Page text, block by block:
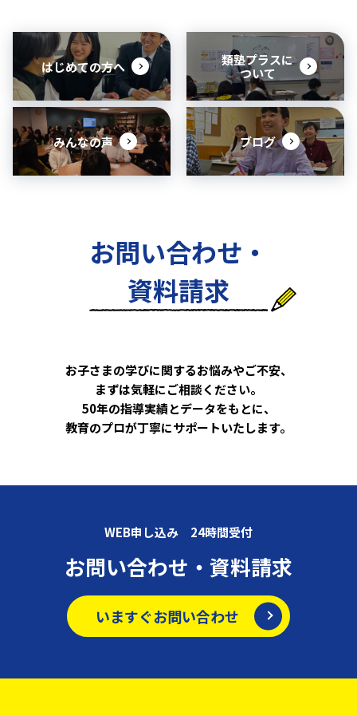
はじめての方へ
類塾プラスに
ついて
みんなの声 ブログ
お問い合わせ・
資料請求
お子さまの学びに関するお悩みやご不安、
まずは気軽にご相談ください。
50年の指導実績とデータをもとに、
教育のプロが丁寧にサポートいたします。
WEB申し込み 24時間受付
お問い合わせ・資料請求
いますぐお問い合わせ